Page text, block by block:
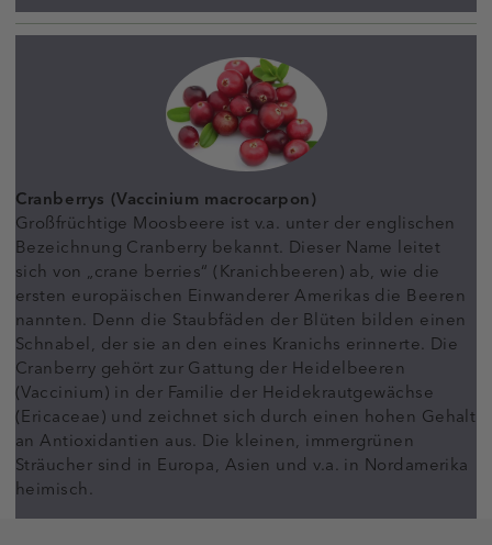
Cranberrys (Vaccinium macrocarpon)
Großfrüchtige Moosbeere ist v.a. unter der englischen
Bezeichnung Cranberry bekannt. Dieser Name leitet
sich von „crane berries“ (Kranichbeeren) ab, wie die
ersten europäischen Einwanderer Amerikas die Beeren
nannten. Denn die Staubfäden der Blüten bilden einen
Schnabel, der sie an den eines Kranichs erinnerte. Die
Cranberry gehört zur Gattung der Heidelbeeren
(Vaccinium) in der Familie der Heidekrautgewächse
(Ericaceae) und zeichnet sich durch einen hohen Gehalt
an Antioxidantien aus. Die kleinen, immergrünen
Sträucher sind in Europa, Asien und v.a. in Nordamerika
heimisch.